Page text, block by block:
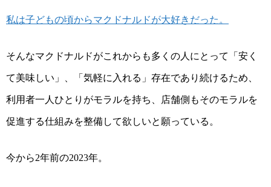
私は子どもの頃からマクドナルドが大好きだった。
そんなマクドナルドがこれからも多くの人にとって「安く
て美味しい」、「気軽に入れる」存在であり続けるため、
利用者一人ひとりがモラルを持ち
、店舗側もそのモラルを
促進する仕組みを整備して欲しいと願っている 。
今から2年前の2023年。